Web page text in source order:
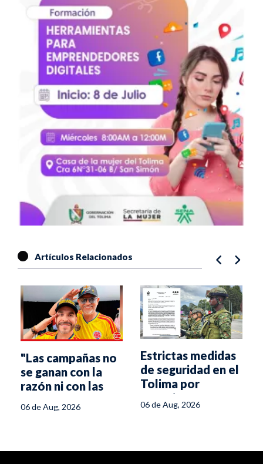
Artículos Relacionados
"Las campañas no
se ganan con la
razón ni con las
estratega de De la
06 de Aug, 2026
Estrictas medidas
de seguridad en el
Tolima por
posesión
presidencial
06 de Aug, 2026